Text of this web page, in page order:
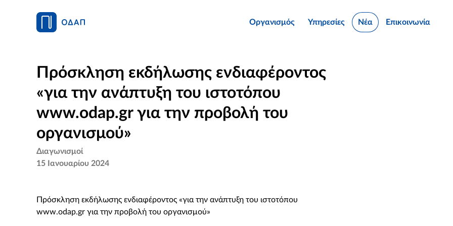
Οργανισμός Υπηρεσίες Νέα Επικοινωνία
Πρόσκληση εκδήλωσης ενδιαφέροντος
«για την ανάπτυξη του ιστοτόπου
www.odap.gr για την προβολή του
οργανισμού»
Διαγωνισμοί
15 Ιανουαρίου 2024
Πρόσκληση εκδήλωσης ενδιαφέροντος «για την ανάπτυξη του ιστοτόπου
www.odap.gr για την προβολή του οργανισμού»